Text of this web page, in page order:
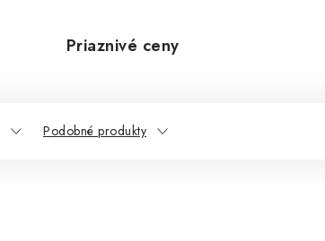
Priaznivé ceny
Podobné produkty